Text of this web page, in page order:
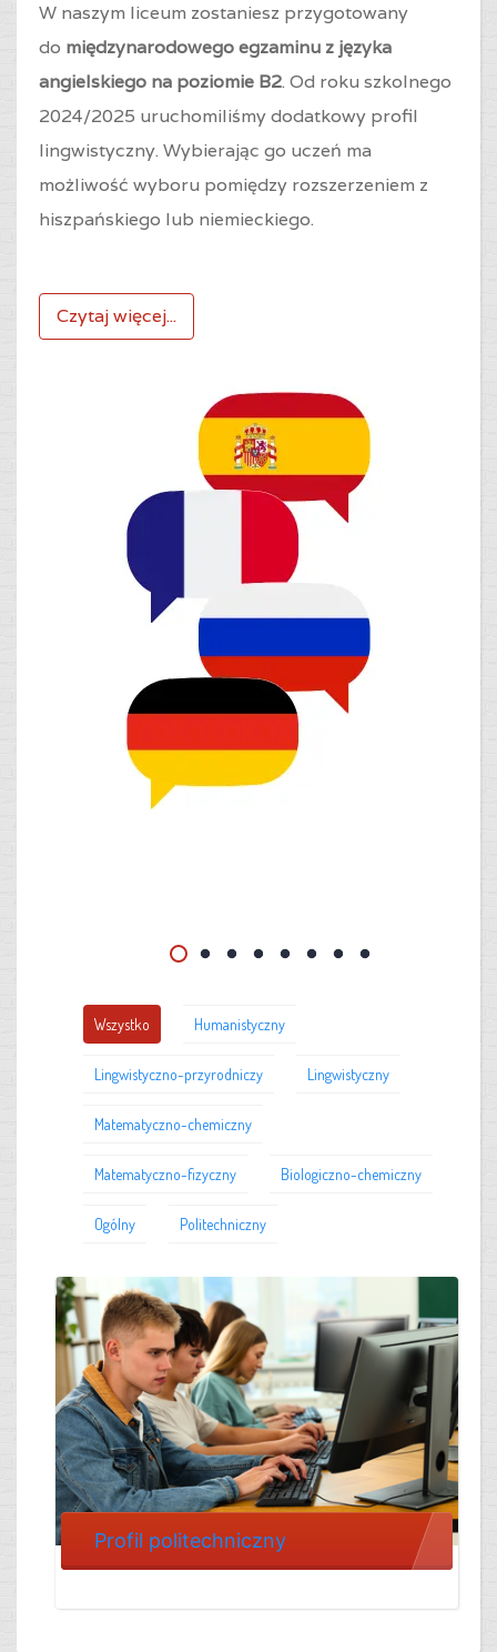
W naszym liceum zostaniesz przygotowany
do międzynarodowego egzaminu z języka
angielskiego na poziomie B2. Od roku szkolnego
2024/2025 uruchomiliśmy dodatkowy profil
lingwistyczny. Wybierając go uczeń ma
możliwość wyboru pomiędzy rozszerzeniem z
hiszpańskiego lub niemieckiego.
Czytaj więcej...
Wszystko Humanistyczny
Lingwistyczno-przyrodniczy Lingwistyczny
Matematyczno-chemiczny
Matematyczno-fizyczny Biologiczno-chemiczny
Ogólny Politechniczny
Profil politechniczny